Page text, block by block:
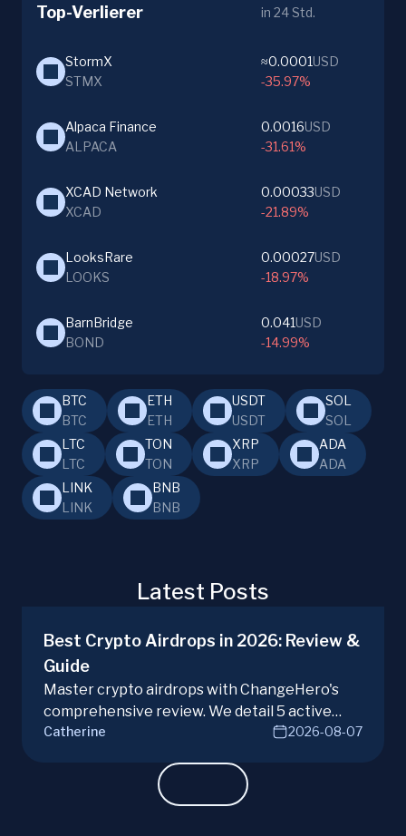
Top-Verlierer in 24 Std.
StormX
STMX
≈0.0001USD
-35.97%
Alpaca Finance
ALPACA
0.0016USD
-31.61%
XCAD Network
XCAD
0.00033USD
-21.89%
LooksRare
LOOKS
0.00027USD
-18.97%
BarnBridge
BOND
0.041USD
-14.99%
BTC
BTC
ETH
ETH
USDT
USDT
SOL
SOL
LTC
LTC
TON
TON
XRP
XRP
ADA
ADA
LINK
LINK
BNB
BNB
Latest Posts
Best Crypto Airdrops in 2026: Review &
Guide
Master crypto airdrops with ChangeHero's
comprehensive review. We detail 5 active
campaigns, risks, benefits, and a vital checklist
Catherine 2026-08-07